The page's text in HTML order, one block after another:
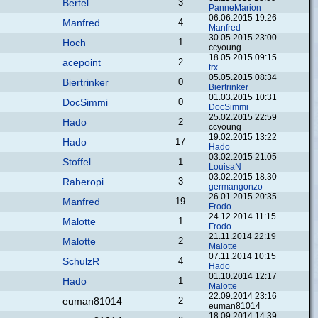
Bertel 3
PanneMarion
Manfred 4
06.06.2015 19:26
Manfred
Hoch 1
30.05.2015 23:00
ccyoung
acepoint 2
18.05.2015 09:15
trx
Biertrinker 0
05.05.2015 08:34
Biertrinker
DocSimmi 0
01.03.2015 10:31
DocSimmi
Hado 2
25.02.2015 22:59
ccyoung
Hado 17
19.02.2015 13:22
Hado
Stoffel 1
03.02.2015 21:05
LouisaN
Raberopi 3
03.02.2015 18:30
germangonzo
Manfred 19
26.01.2015 20:35
Frodo
Malotte 1
24.12.2014 11:15
Frodo
Malotte 2
21.11.2014 22:19
Malotte
SchulzR 4
07.11.2014 10:15
Hado
Hado 1
01.10.2014 12:17
Malotte
euman81014 2
22.09.2014 23:16
euman81014
18.09.2014 14:39